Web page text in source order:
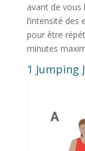
avant de vous
l’intensité des
pour être
minutes
1 Jumping